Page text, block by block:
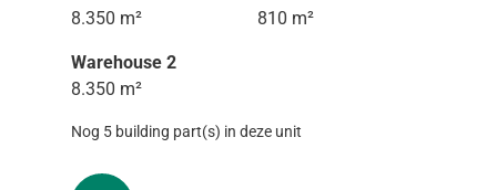
8.350 m²
810 m²
Warehouse 2
8.350 m²
Nog 5 building part(s) in deze unit